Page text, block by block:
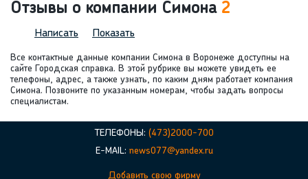
Отзывы о компании Симона 2
Написать Показать
Все контактные данные компании Симона в Воронеже доступны на
сайте Городская справка. В этой рубрике вы можете увидеть ее
телефоны, адрес, а также узнать, по каким дням работает компания
Симона. Позвоните по указанным номерам, чтобы задать вопросы
специалистам.
ТЕЛЕФОНЫ: (473)2000-700
E-MAIL: news077@yandex.ru
Добавить свою фирму